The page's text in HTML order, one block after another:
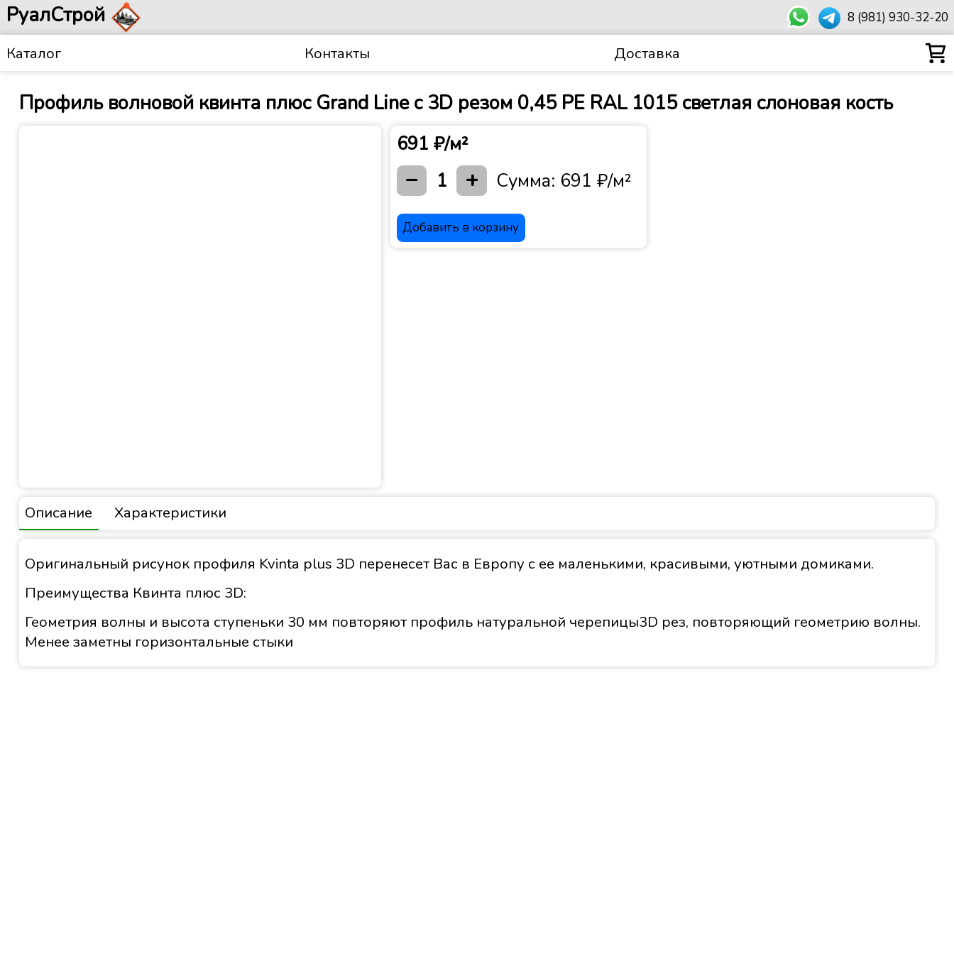
РуалСтрой 8 (981) 930-32-20
Каталог Контакты Доставка
Профиль волновой квинта плюс Grand Line c 3D резом 0,45 PE RAL 1015 светлая слоновая кость
691 ₽/м²
− 1 + Сумма: 691 ₽/м²
Добавить в корзину
Описание Характеристики
Оригинальный рисунок профиля Kvinta plus 3D перенесет Вас в Европу с ее маленькими, красивыми, уютными домиками.
Преимущества Квинта плюс 3D:
Геометрия волны и высота ступеньки 30 мм повторяют профиль натуральной черепицы3D рез, повторяющий геометрию волны.
Менее заметны горизонтальные стыки